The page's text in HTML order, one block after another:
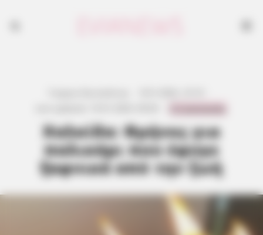
Χαλκίδα: Θρήνος για
παλικάρι που έφυγε
ξαφνικά από την ζωή